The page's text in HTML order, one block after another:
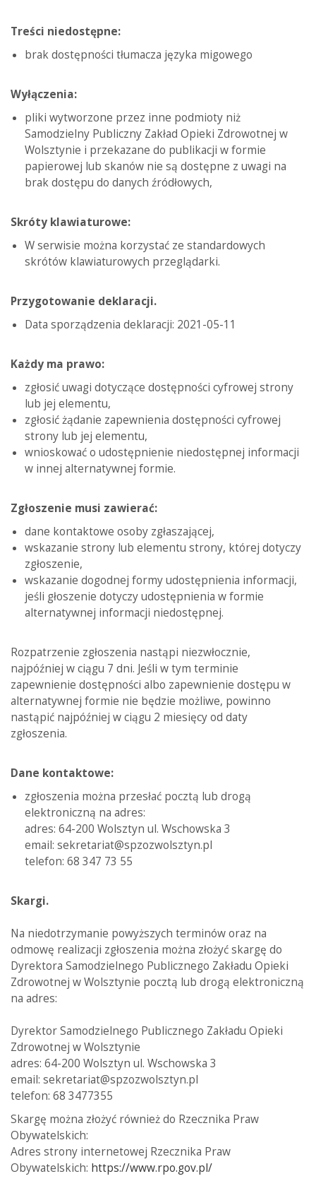
Treści niedostępne:
brak dostępności tłumacza języka migowego
Wyłączenia:
pliki wytworzone przez inne podmioty niż
Samodzielny Publiczny Zakład Opieki Zdrowotnej w
Wolsztynie i przekazane do publikacji w formie
papierowej lub skanów nie są dostępne z uwagi na
brak dostępu do danych źródłowych,
Skróty klawiaturowe:
W serwisie można korzystać ze standardowych
skrótów klawiaturowych przeglądarki.
Przygotowanie deklaracji.
Data sporządzenia deklaracji: 2021-05-11
Każdy ma prawo:
zgłosić uwagi dotyczące dostępności cyfrowej strony
lub jej elementu,
zgłosić żądanie zapewnienia dostępności cyfrowej
strony lub jej elementu,
wnioskować o udostępnienie niedostępnej informacji
w innej alternatywnej formie.
Zgłoszenie musi zawierać:
dane kontaktowe osoby zgłaszającej,
wskazanie strony lub elementu strony, której dotyczy
zgłoszenie,
wskazanie dogodnej formy udostępnienia informacji,
jeśli głoszenie dotyczy udostępnienia w formie
alternatywnej informacji niedostępnej.
Rozpatrzenie zgłoszenia nastąpi niezwłocznie,
najpóźniej w ciągu 7 dni. Jeśli w tym terminie
zapewnienie dostępności albo zapewnienie dostępu w
alternatywnej formie nie będzie możliwe, powinno
nastąpić najpóźniej w ciągu 2 miesięcy od daty
zgłoszenia.
Dane kontaktowe:
zgłoszenia można przesłać pocztą lub drogą
elektroniczną na adres:
adres: 64-200 Wolsztyn ul. Wschowska 3
email: sekretariat@spzozwolsztyn.pl
telefon: 68 347 73 55
Skargi.
Na niedotrzymanie powyższych terminów oraz na
odmowę realizacji zgłoszenia można złożyć skargę do
Dyrektora Samodzielnego Publicznego Zakładu Opieki
Zdrowotnej w Wolsztynie pocztą lub drogą elektroniczną
na adres:
Dyrektor Samodzielnego Publicznego Zakładu Opieki
Zdrowotnej w Wolsztynie
adres: 64-200 Wolsztyn ul. Wschowska 3
email: sekretariat@spzozwolsztyn.pl
telefon: 68 3477355
Skargę można złożyć również do Rzecznika Praw
Obywatelskich:
Adres strony internetowej Rzecznika Praw
Obywatelskich: https://www.rpo.gov.pl/